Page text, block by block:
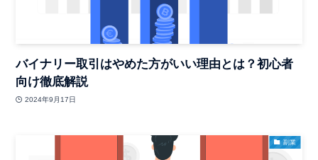
バイナリー取引はやめた方がいい理由とは？初心者
向け徹底解説
2024年9月17日
副業